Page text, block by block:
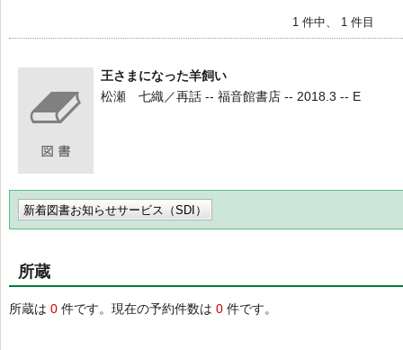
1 件中、 1 件目
王さまになった羊飼い
松瀬 七織／再話 -- 福音館書店 -- 2018.3 -- E
新着図書お知らせサービス（SDI）
所蔵
所蔵は 0 件です。現在の予約件数は 0 件です。